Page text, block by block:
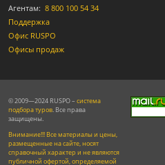
Агентам: 8 800 100 54 34
Поддержка
Офис RUSPO
Офисы продаж
© 2009—2024 RUSPO – система
подбора туров. Все права
защищены.
Внимание!!! Все материалы и цены,
размещенные на сайте, носят
справочный характер и не являются
публичной офертой, определяемой